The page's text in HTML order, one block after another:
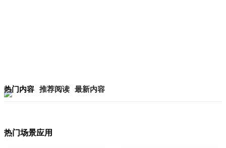
热门内容 推荐阅读 最新内容
热门场景应用